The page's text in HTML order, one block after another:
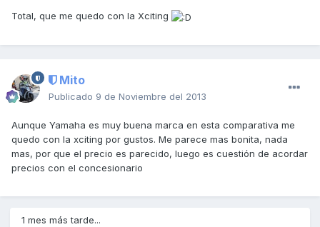
Total, que me quedo con la Xciting
Mito
Publicado 9 de Noviembre del 2013
Aunque Yamaha es muy buena marca en esta comparativa me
quedo con la xciting por gustos. Me parece mas bonita, nada
mas, por que el precio es parecido, luego es cuestión de acordar
precios con el concesionario
1 mes más tarde...